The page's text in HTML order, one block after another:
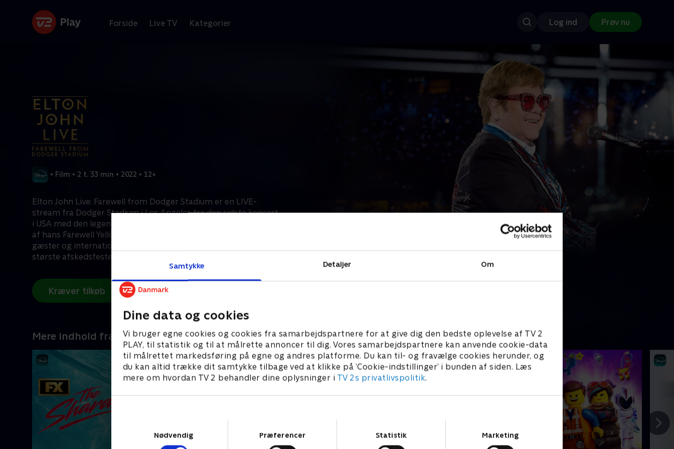
Samtykke Detaljer Om
Dine data og cookies
Vi bruger egne cookies og cookies fra samarbejdspartnere for at give dig den bedste oplevelse af TV 2
PLAY, til statistik og til at målrette annoncer til dig. Vores samarbejdspartnere kan anvende cookie-data
til målrettet markedsføring på egne og andres platforme. Du kan til- og fravælge cookies herunder, og
du kan altid trække dit samtykke tilbage ved at klikke på ’Cookie-indstillinger’ i bunden af siden. Læs
mere om hvordan TV 2 behandler dine oplysninger i TV 2s privatlivspolitik.
Nødvendig
Præferencer Statistik Marketing
Forside Live TV Kategorier Log ind Prøv nu
• Film • 2 t. 33 min • 2022 • 12+
Elton John Live: Farewell from Dodger Stadium er en LIVE-
stream fra Dodger Stadium i Los Angeles fra den sidste koncert
i USA med den legendariske superstjerne Elton John. Som en del
af hans Farewell Yellow Brick Road Tour byder koncerten på
gæster og internationale hits, der spænder over årtier, i en af de
største afskedsfester i musikhistorien. Det er en must-see-
begivenhed, der bringer den spektakulære, historiske koncert
ind i seernes hjem over hele verden.
Kræver tilkøb
Mere indhold fra Disney+